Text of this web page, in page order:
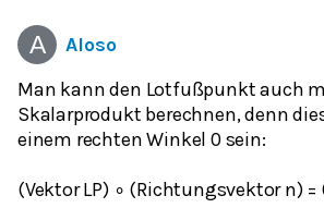
Aloso
Man kann den Lotfußpunkt auch
Skalarprodukt berechnen, denn
einem rechten Winkel 0 sein:
(Vektor LP) ∘ (Richtungsvektor n) =